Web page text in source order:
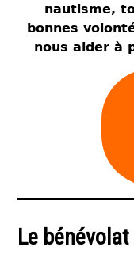
nautisme,
bonnes
nous aider à
Le